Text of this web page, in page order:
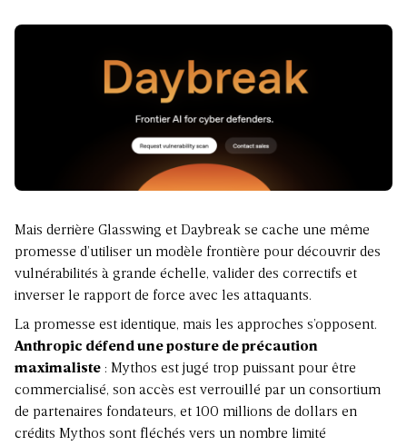
Mais derrière Glasswing et Daybreak se cache une même
promesse d’utiliser un modèle frontière pour découvrir des
vulnérabilités à grande échelle, valider des correctifs et
inverser le rapport de force avec les attaquants.
La promesse est identique, mais les approches s’opposent.
Anthropic défend une posture de précaution
maximaliste : Mythos est jugé trop puissant pour être
commercialisé, son accès est verrouillé par un consortium
de partenaires fondateurs, et 100 millions de dollars en
crédits Mythos sont fléchés vers un nombre limité